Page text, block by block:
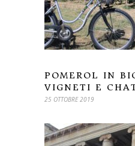
POMEROL IN
VIGNETI E
25 OTTOBRE 2019